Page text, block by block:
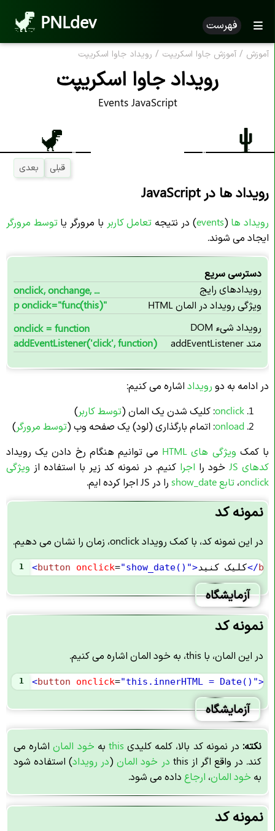
PNLdev فهرست
آموزش / آموزش جاوا اسکریپت / رویداد جاوا اسکریپت
رویداد جاوا اسکریپت
Events JavaScript
قبلی بعدی
رویداد ها در JavaScript
رویداد ها(
events) در نتیجه تعامل کاربر با مرورگر یاتوسط مرورگر
ایجاد می شوند.
دسترسی سریع
onclick, onchange, ...
رویدادهای رایج
p onclick="func(this)"
ویژگی رویداد در المان HTML
onclick = function
رویداد شیء DOM
addEventListener('click', function)
متد addEventListener
در ادامه به دو رویداد اشاره می کنیم:
onclick: کلیک شدن یک المان (توسط کاربر)
onload
: اتمام بارگذاری (لود) یک صفحه وب (توسط مرورگر)
با کمک ویژگی های HTML
می توانیم هنگام رخ دادن یک رویداد
کدهای JS
خود را اجراکنیم. در نمونه کد زیر با استفاده از ویژگی
onclick، تابع show_date را در JS اجرا کرده ایم.
نمونه کد
در این نمونه کد، با کمک رویداد onclick، زمان را نشان می دهیم.
1 <button onclick="show_date()">کلیک کنید</
آزمایشگاه
نمونه کد
در این المان، با this، به خود المان اشاره می کنیم.
1 <button onclick="this.innerHTML = Date()">
آزمایشگاه
نکته: در نمونه کد بالا، کلمه کلیدی this به خود المان اشاره می
کند. در واقع اگر از this
در خود المان (در رویداد) استفاده شود
به خود المان، ارجاع داده می شود.
نمونه کد